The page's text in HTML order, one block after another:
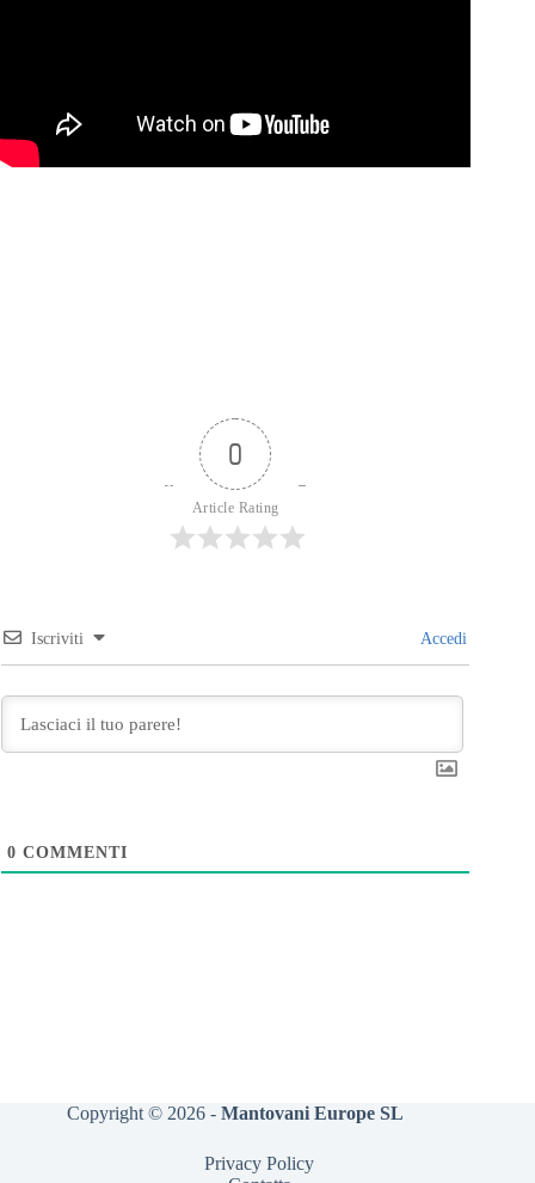
0
Article Rating
Iscriviti Accedi
0 COMMENTI
Copyright © 2026 -Mantovani Europe SL
Privacy Policy